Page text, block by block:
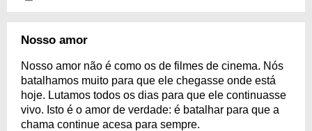
Nosso amor
Nosso amor não é como os de filmes de cinema. Nós
batalhamos muito para que ele chegasse onde está
hoje. Lutamos todos os dias para que ele continuasse
vivo. Isto é o amor de verdade: é batalhar para que a
chama continue acesa para sempre.